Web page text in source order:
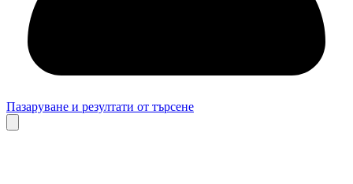
Пазаруване и резултати от търсене